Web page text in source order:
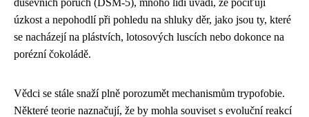
duševních poruch (DSM-5), mnoho lidí uvádí, že pociťují
úzkost a nepohodlí při pohledu na shluky děr, jako jsou ty, které
se nacházejí na plástvích, lotosových luscích nebo dokonce na
porézní čokoládě.
Vědci se stále snaží plně porozumět mechanismům trypofobie.
Některé teorie naznačují, že by mohla souviset s evoluční reakcí